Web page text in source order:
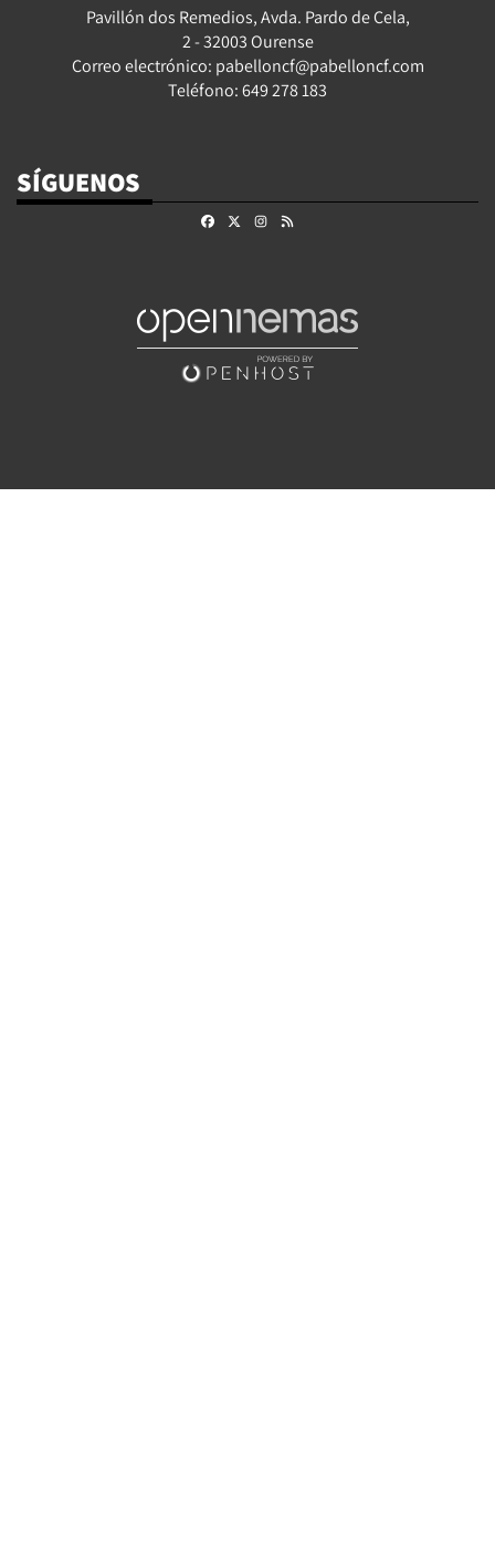
Pavillón dos Remedios, Avda. Pardo de Cela,
2 - 32003 Ourense
Correo electrónico: pabelloncf@pabelloncf.com
Teléfono: 649 278 183
SÍGUENOS
FacebookInstagram